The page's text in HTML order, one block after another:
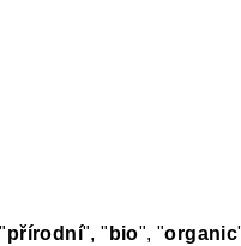
přírodní", " bio", "organic